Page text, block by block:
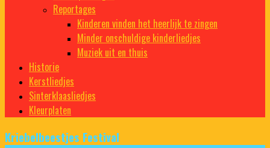
Reportages
Kinderen vinden het heerlijk te zingen
Minder onschuldige kinderliedjes
Muziek uit en thuis
Historie
Kerstliedjes
Sinterklaasliedjes
Kleurplaten
Kriebelbeestjes Festival